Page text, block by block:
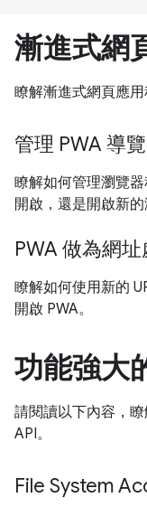
漸進式網
瞭解漸進式網頁應用
管理 PWA 導覽
瞭解如何管理瀏覽
開啟，還是開啟新的
PWA 做為網
瞭解如何使用新的
開啟 PWA。
功能強大
請閱讀以下內容，
API。
File System